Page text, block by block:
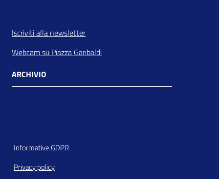
Iscriviti alla newsletter
Webcam su Piazza Garibaldi
ARCHIVIO
Informative GDPR
Privacy policy